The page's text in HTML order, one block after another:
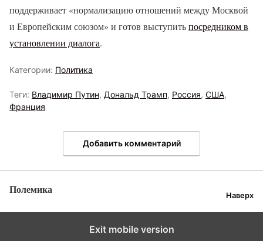
поддерживает «нормализацию отношений между Москвой
и Европейским союзом» и готов выступитьпосредником в
установлении диалога.
Категории: Политика
Теги: Владимир Путин, Дональд Трамп, Россия, США,
Франция
Добавить комментарий
Полемика Наверх
Exit mobile version